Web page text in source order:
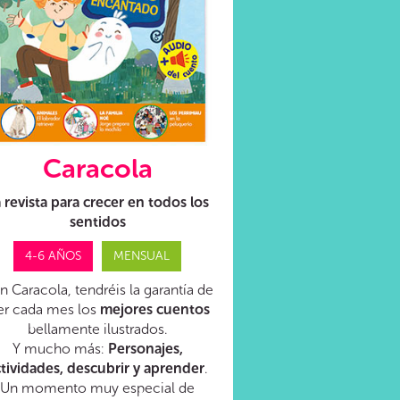
Caracola
revista para crecer en todos los
sentidos
4-6 AÑOS MENSUAL
Caracola, tendréis la garantía de
cada mes los mejores cuentos
bellamente ilustrados.
Y mucho más: Personajes,
descubrir y aprender.
Un momento muy especial de